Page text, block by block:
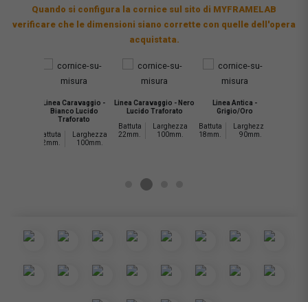
Quando si configura la cornice sul sito di MYFRAMELAB
verificare che le dimensioni siano corrette con quelle dell'opera
acquistata.